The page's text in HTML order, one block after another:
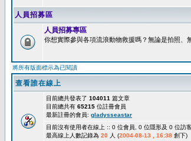
人員招募區
人員招募專區
你想實際參與各項流浪動物救援嗎？無論是拍照、
將所有版面標示為已閱讀
查看誰在線上
目前總共發表了 104011 篇文章
目前總共有 65215 位註冊會員
最新註冊的會員: gladysseastar
目前沒有使用者在線上 :: 0 位會員, 0 位隱形及 0 位訪
最高線上人數記錄為 20 人 (2004-08-13 , 16:38 創下)